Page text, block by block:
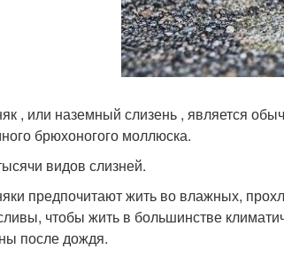
, или наземный слизень , является
брюхоногого моллюска.
видов слизней.
предпочитают жить во влажных,
чтобы жить в большинстве
после дождя.